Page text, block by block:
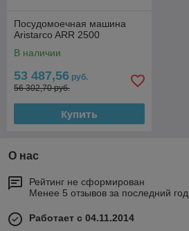
Посудомоечная машина
Aristarco ARR 2500
В наличии
53 487,56 руб.
56 302,70 руб.
Купить
О нас
Рейтинг не сформирован
Менее 5 отзывов за последний год
Работает с 04.11.2014